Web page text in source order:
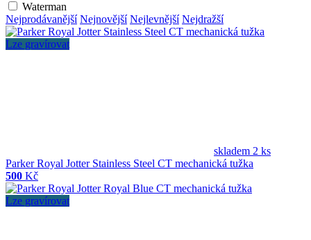
Waterman
Nejprodávanější Nejnovější Nejlevnější Nejdražší
Lze gravírovat
skladem 2 ks
Parker Royal Jotter Stainless Steel CT mechanická tužka
500 Kč
Lze gravírovat